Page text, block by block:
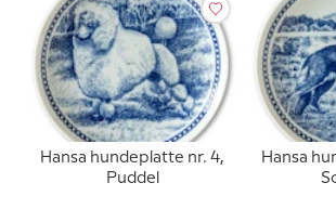
Hansa hundeplatte nr. 4,
Puddel
Hansa